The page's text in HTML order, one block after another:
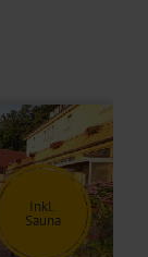
Inkl.
Sauna